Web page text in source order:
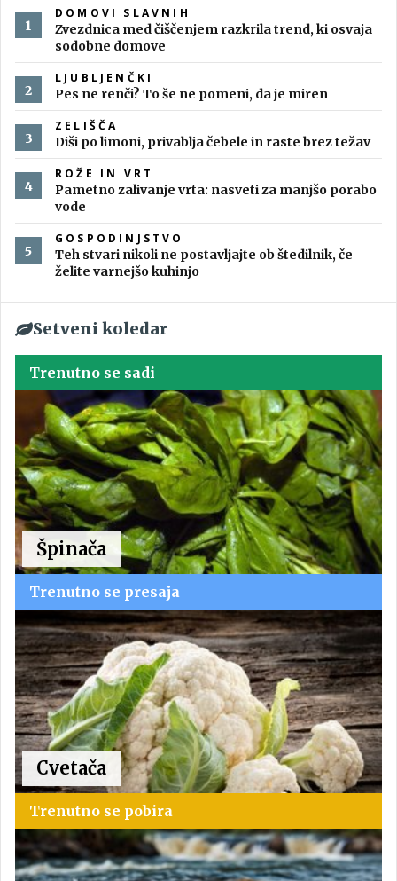
DOMOVI SLAVNIH
Zvezdnica med čiščenjem razkrila trend, ki osvaja
sodobne domove
LJUBLJENČKI
Pes ne renči? To še ne pomeni, da je miren
ZELIŠČA
Diši po limoni, privablja čebele in raste brez težav
ROŽE IN VRT
Pametno zalivanje vrta: nasveti za manjšo porabo
vode
GOSPODINJSTVO
Teh stvari nikoli ne postavljajte ob štedilnik, če
želite varnejšo kuhinjo
Setveni koledar
Trenutno se sadi
Špinača
Trenutno se presaja
Cvetača
Trenutno se pobira